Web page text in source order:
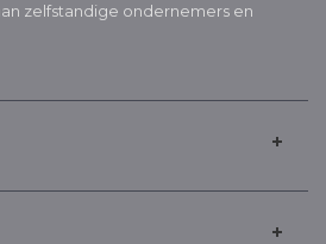
zelfstandige ondernemers en